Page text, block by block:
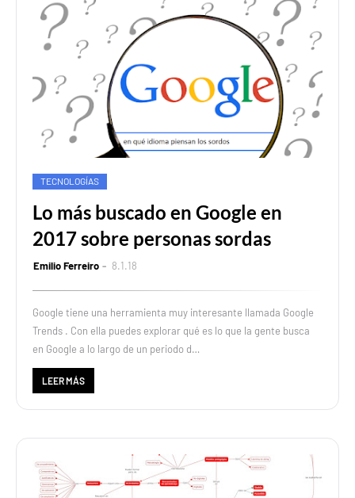
TECNOLOGÍAS
Lo más buscado en Google en
2017 sobre personas sordas
Emilio Ferreiro 8.1.18
Google tiene una herramienta muy interesante llamada Google
Trends . Con ella puedes explorar qué es lo que la gente busca
en Google a lo largo de un periodo d…
LEER MÁS